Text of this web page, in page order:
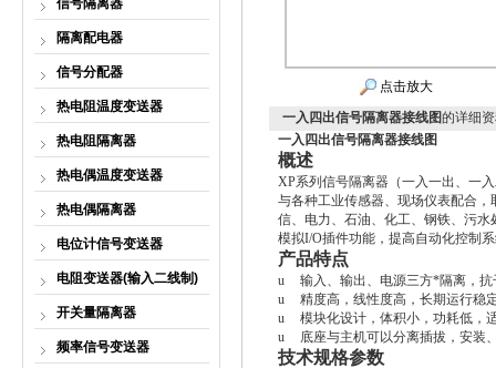
信号隔离器
隔离配电器
信号分配器
热电阻温度变送器
热电阻隔离器
热电偶温度变送器
热电偶隔离器
电位计信号变送器
电阻变送器(输入二线制)
开关量隔离器
频率信号变送器
点击放大
一入四出信号隔离器接线图的详细
一入四出信号隔离器接线图
概述
XP系列信号隔离器（一入一出、一
与各种工业传感器、现场仪表配合
信、电力、石油、化工、钢铁、污
模拟I/O插件功能，提高自动化控制
产品特点
u
输入、输出、电源三方*隔离，抗
u
精度高，线性度高，长期运行稳
u
模块化设计，体积小，功耗低，
u
底座与主机可以分离插拔，安装
技术规格参数